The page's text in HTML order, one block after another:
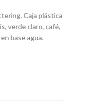
Caja plástica
verde claro, café,
base agua.